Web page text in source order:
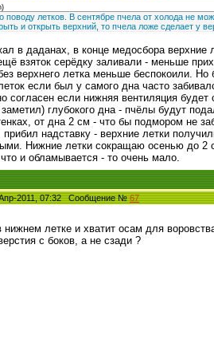
)
поводу летков. В сентябре пчела от холода не
и открыть верхний, то пчела ложе сделает у
в даданах, в конце медосбора
взяток серёдку заливали - меньше
верхнего летка меньше беспокоили.
если был у самого дна часто
согласен если нижняя вентиляция
глубокого дна - пчёлы будут
от дна 2 см - что бы подмором не
прибил надставку - верхние летки
Нижние летки сокращаю осенью до
и обламывается - то очень мало.
2011, 07:32 Сообщение №67
нижнем летке и хватит осам для
с боков, а не сзади ?